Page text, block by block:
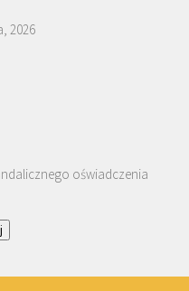
2026
oświadczenia